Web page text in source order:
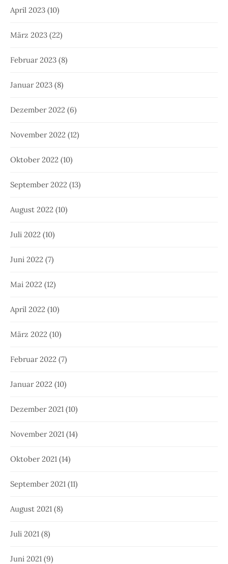
April 2023 (10)
März 2023 (22)
Februar 2023 (8)
Januar 2023 (8)
Dezember 2022 (6)
November 2022 (12)
Oktober 2022 (10)
September 2022 (13)
August 2022 (10)
Juli 2022 (10)
Juni 2022 (7)
Mai 2022 (12)
April 2022 (10)
März 2022 (10)
Februar 2022 (7)
Januar 2022 (10)
Dezember 2021 (10)
November 2021 (14)
Oktober 2021 (14)
September 2021 (11)
August 2021 (8)
Juli 2021 (8)
Juni 2021 (9)